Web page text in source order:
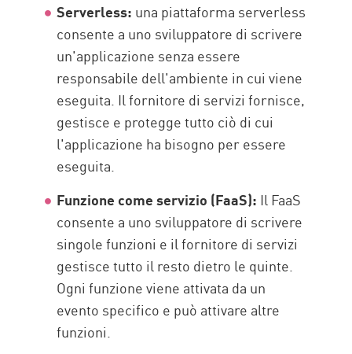
Serverless: una piattaforma serverless
consente a uno sviluppatore di scrivere
un'applicazione senza essere
responsabile dell'ambiente in cui viene
eseguita. Il fornitore di servizi fornisce,
gestisce e protegge tutto ciò di cui
l'applicazione ha bisogno per essere
eseguita.
Funzione come servizio (FaaS): Il FaaS
consente a uno sviluppatore di scrivere
singole funzioni e il fornitore di servizi
gestisce tutto il resto dietro le quinte.
Ogni funzione viene attivata da un
evento specifico e può attivare altre
funzioni.